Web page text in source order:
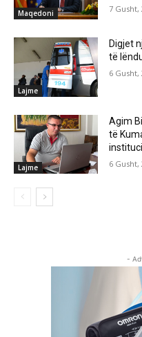
Maqedoni 7 Gusht,
Lajme
Digjet
të
6 Gusht,
Lajme
Agim
të
6 Gusht,
-